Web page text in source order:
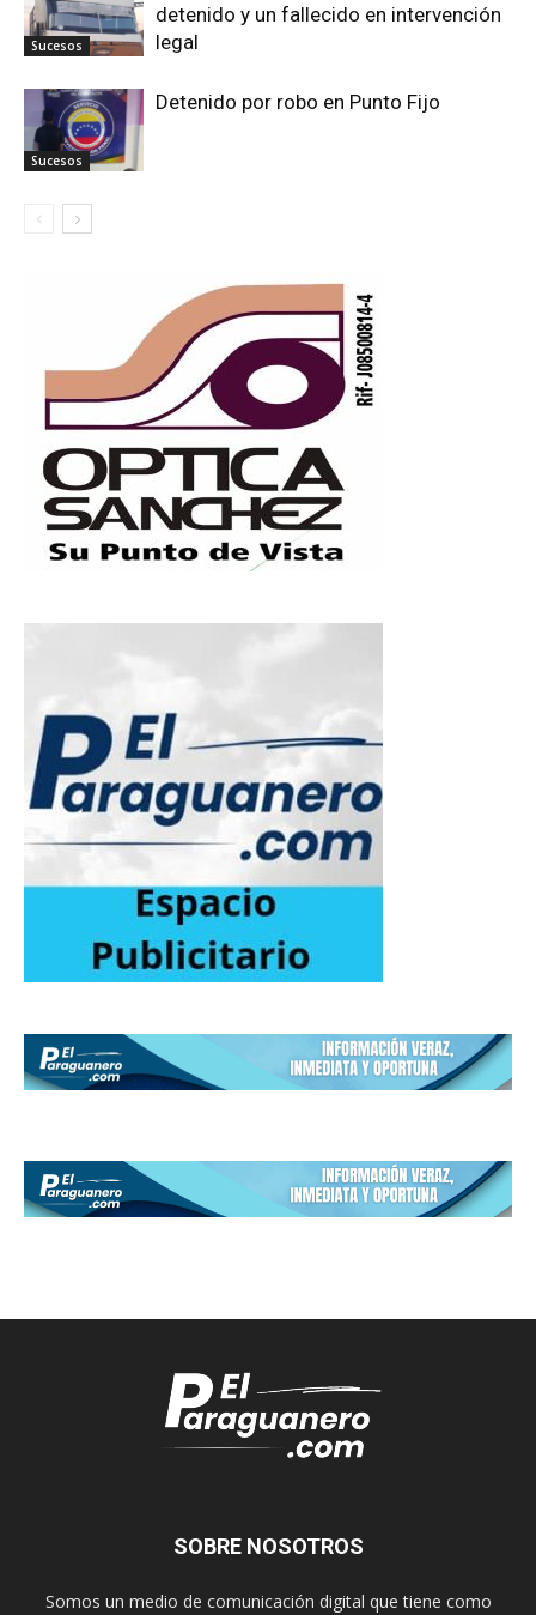
Sucesos
detenido y un fallecido en intervención
legal
Sucesos
Detenido por robo en Punto Fijo
SOBRE NOSOTROS
Somos un medio de comunicación digital que tiene como